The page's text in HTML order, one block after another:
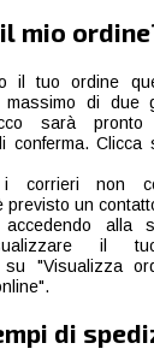
mio
il tuo ordine
di due
sarà pronto
conferma. Clicca
corrieri non
previsto un
accedendo alla
il
su "Visualizza
di